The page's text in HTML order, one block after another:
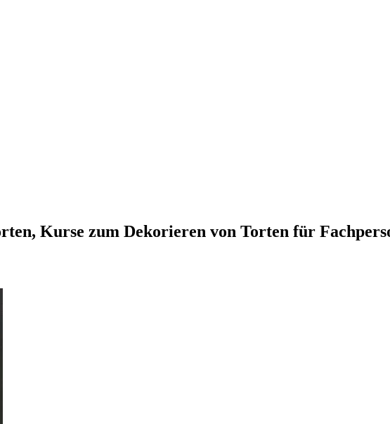
Kurse zum Dekorieren von Torten für